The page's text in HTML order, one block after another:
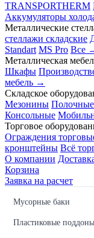
TRANSPORTHERM
Аккумуляторы
Металлические
стеллажи складские
Standart MS Pro Все
Металлическая
Шкафы
мебель →
Складское
Мезонины Полочные
Консольные
Торговое
Ограждения
кронштейны Всё
О компании
Корзина
Заявка на расчет
Мусорные баки
Пластиковые поддоны